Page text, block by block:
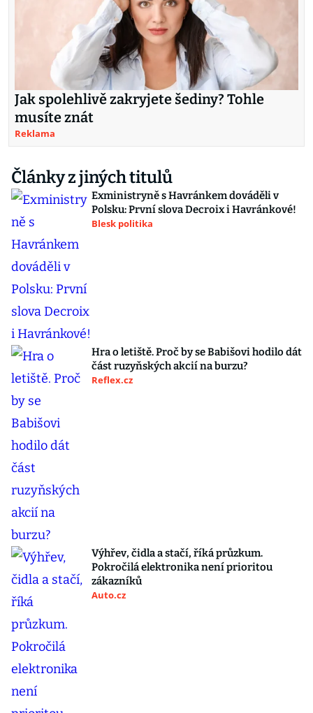
Jak spolehlivě zakryjete šediny? Tohle
musíte znát
Reklama
Články z jiných titulů
Exministryně s Havránkem dováděli v
Polsku: První slova Decroix i Havránkové!
Blesk politika
Hra o letiště. Proč by se Babišovi hodilo dát
část ruzyňských akcií na burzu?
Reflex.cz
Výhřev, čidla a stačí, říká průzkum.
Pokročilá elektronika není prioritou
zákazníků
Auto.cz